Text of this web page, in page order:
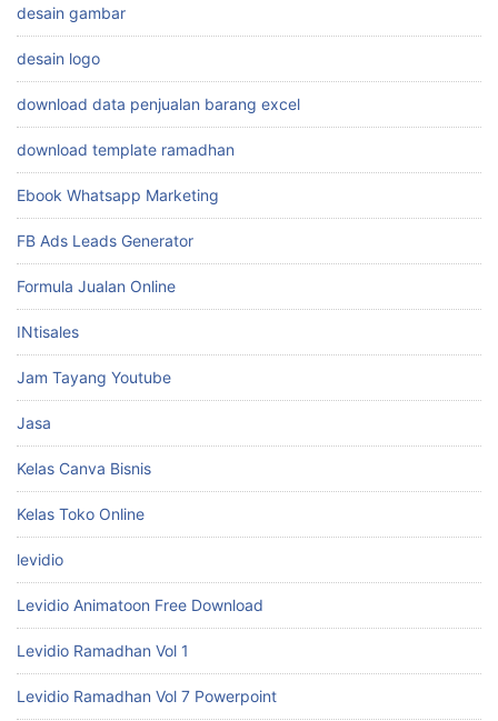
desain gambar
desain logo
download data penjualan barang excel
download template ramadhan
Ebook Whatsapp Marketing
FB Ads Leads Generator
Formula Jualan Online
INtisales
Jam Tayang Youtube
Jasa
Kelas Canva Bisnis
Kelas Toko Online
levidio
Levidio Animatoon Free Download
Levidio Ramadhan Vol 1
Levidio Ramadhan Vol 7 Powerpoint